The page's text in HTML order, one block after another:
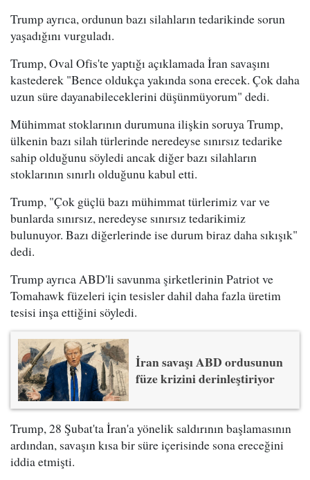
Trump ayrıca, ordunun bazı silahların tedarikinde sorun
yaşadığını vurguladı.
Trump, Oval Ofis'te yaptığı açıklamada İran savaşını
kastederek "Bence oldukça yakında sona erecek. Çok daha
uzun süre dayanabileceklerini düşünmüyorum" dedi.
Mühimmat stoklarının durumuna ilişkin soruya Trump,
ülkenin bazı silah türlerinde neredeyse sınırsız tedarike
sahip olduğunu söyledi ancak diğer bazı silahların
stoklarının sınırlı olduğunu kabul etti.
Trump, "Çok güçlü bazı mühimmat türlerimiz var ve
bunlarda sınırsız, neredeyse sınırsız tedarikimiz
bulunuyor. Bazı diğerlerinde ise durum biraz daha sıkışık"
dedi.
Trump ayrıca ABD'li savunma şirketlerinin Patriot ve
Tomahawk füzeleri için tesisler dahil daha fazla üretim
tesisi inşa ettiğini söyledi.
İran savaşı ABD ordusunun
füze krizini derinleştiriyor
Trump, 28 Şubat'ta İran'a yönelik saldırının başlamasının
ardından, savaşın kısa bir süre içerisinde sona ereceğini
iddia etmişti.